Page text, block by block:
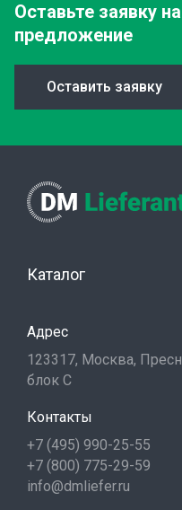
Оставьте заявку
предложение
Оставить заявку
Каталог
Адрес
123317, Москва,
блок С
Контакты
+7 (495) 990-25-55
+7 (800) 775-29-59
info@dmliefer.ru